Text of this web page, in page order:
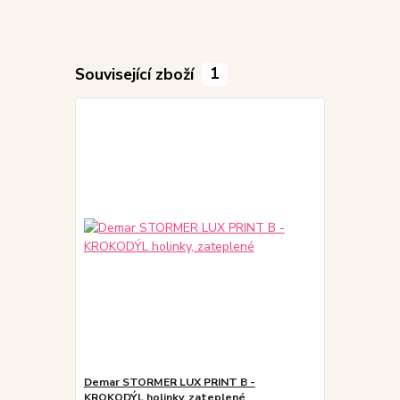
Související zboží 1
Demar STORMER LUX PRINT B -